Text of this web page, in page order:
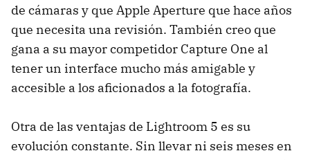
de cámaras y que Apple Aperture que hace años
que necesita una revisión. También creo que
gana a su mayor competidor Capture One al
tener un interface mucho más amigable y
accesible a los aficionados a la fotografía.
Otra de las ventajas de Lightroom 5 es su
evolución constante. Sin llevar ni seis meses en